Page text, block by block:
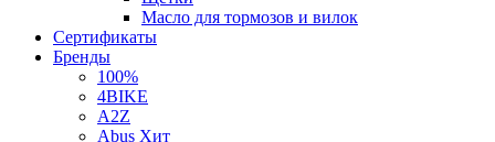
Масло для тормозов и вилок
Сертификаты
Бренды
100%
4BIKE
A2Z
Abus Хит